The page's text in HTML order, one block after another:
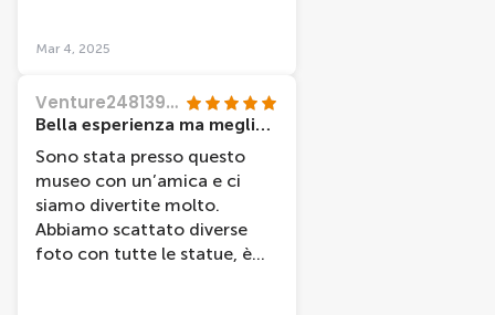
sono fatti quasi tutti molto
inaspettato con qualche pg
della Marvel che mi ha fatto
impazzire... veramente da
non perdere durante il
viaggio ad Amsterdam..
dei pacchetti, ma comunque
questo, consiglio
sicuramente la visita!
Mar 4, 2025
Venture24813908187
Bella esperienza ma meglio quello di Londra
Sono stata presso questo
museo con un’amica e ci
siamo divertite molto.
Abbiamo scattato diverse
foto con tutte le statue, è